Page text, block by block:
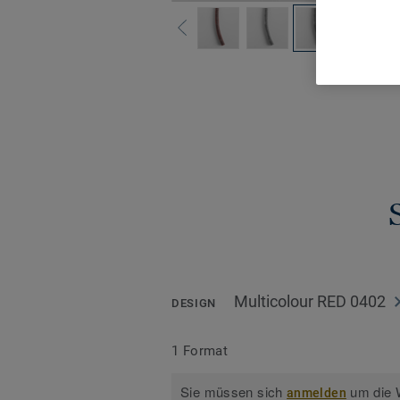
DESIGN Multicolour RED 0402
1 Format
Sie müssen sichanmelden um die